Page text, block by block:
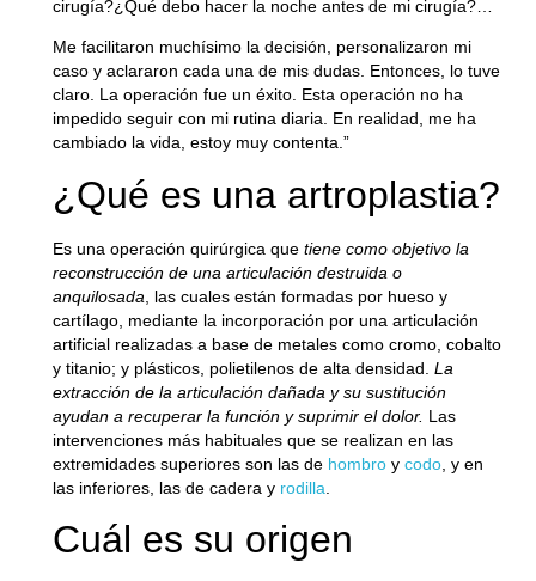
cirugía?¿Qué debo hacer la noche antes de mi cirugía?…
Me facilitaron muchísimo la decisión, personalizaron mi
caso y aclararon cada una de mis dudas. Entonces, lo tuve
claro. La operación fue un éxito. Esta operación no ha
impedido seguir con mi rutina diaria. En realidad, me ha
cambiado la vida, estoy muy contenta.”
¿Qué es una artroplastia?
Es una operación quirúrgica que tiene como objetivo la
reconstrucción de una articulación destruida o
anquilosada , las cuales están formadas por hueso y
cartílago, mediante la incorporación por una articulación
artificial realizadas a base de metales como cromo, cobalto
y titanio; y plásticos, polietilenos de alta densidad. La
extracción de la articulación dañada y su sustitución
ayudan a recuperar la función y suprimir el dolor. Las
intervenciones más habituales que se realizan en las
extremidades superiores son las dehombroy codo, y en
las inferiores, las de cadera y rodilla
Cuál es su origen